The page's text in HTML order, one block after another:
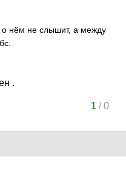
о нём не слышит, а между
.
1 /0